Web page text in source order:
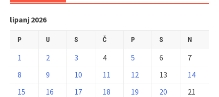
lipanj 2026
P U S Č P S N
1 2 3 4 5 6
7
8
9 10 11 12 13
14
15
16 17 18 19 20
21